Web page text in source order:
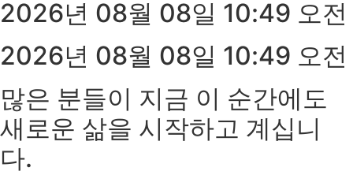
2026년 08월 08일 10:49 오전
2026년 08월 08일 10:49 오전
많은 분들이 지금 이 순간에도
새로운 삶을 시작하고 계십니
다.